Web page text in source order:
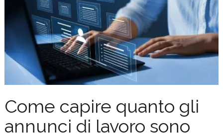
Come capire quanto gli
annunci di lavoro sono